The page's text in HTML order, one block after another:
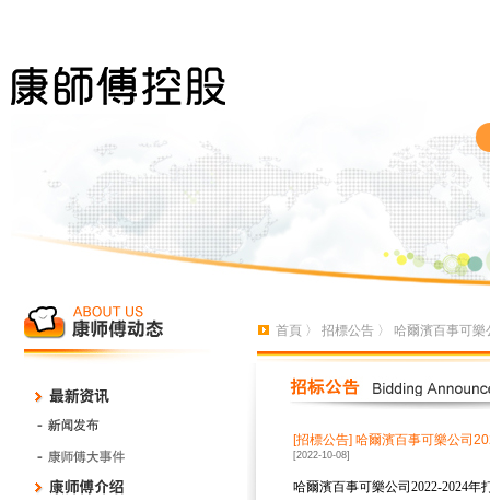
首頁 〉 招標公告 〉 哈爾濱百事可
[招標公告] 哈爾濱百事可樂公司
[2022-10-08]
哈爾濱百事可樂公司 2022-2024年